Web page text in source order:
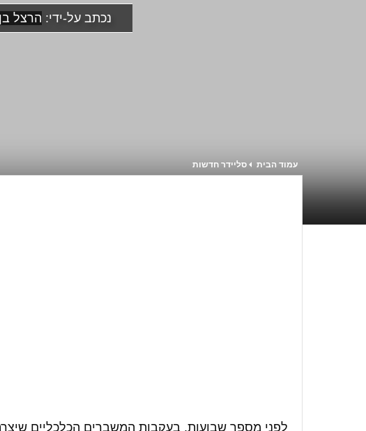
נכתב על-ידי: הרצל
עמוד הבית סליידר חדשות
לפני מספר שבועות, בעקבות המשברים הכלכליים